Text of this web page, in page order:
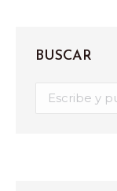
BUSCAR